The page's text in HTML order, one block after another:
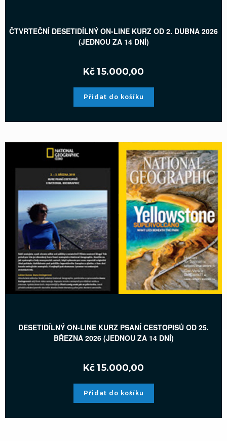
ČTVRTEČNÍ DESETIDÍLNÝ ON-LINE KURZ OD 2. DUBNA 2026
(JEDNOU ZA 14 DNÍ)
Kč 15.000,00
Přidat do košíku
DESETIDÍLNÝ ON-LINE KURZ PSANÍ CESTOPISŮ OD 25.
BŘEZNA 2026 (JEDNOU ZA 14 DNÍ)
Kč 15.000,00
Přidat do košíku